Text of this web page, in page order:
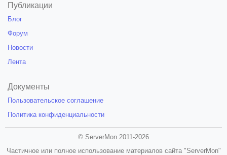
Публикации
Блог
Форум
Новости
Лента
Документы
Пользовательское соглашение
Политика конфиденциальности
© ServerMon 2011-2026
Частичное или полное использование материалов сайта "ServerMon"